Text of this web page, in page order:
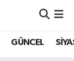
GÜNCEL